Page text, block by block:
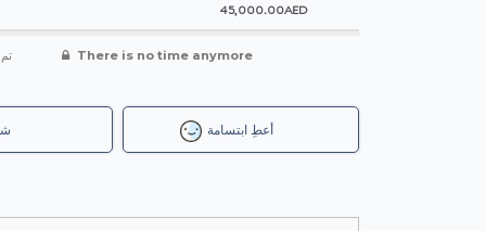
45,000.00AED
تم There is no time anymore
أعطِ ابتسامة